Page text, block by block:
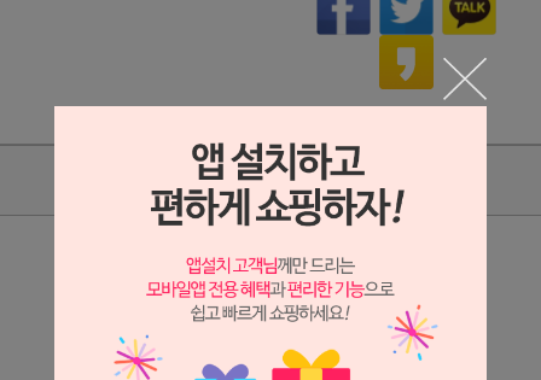
상품리뷰
상세정보 새창 열기
상세 정보를 확대해 보실 수 있습니다.